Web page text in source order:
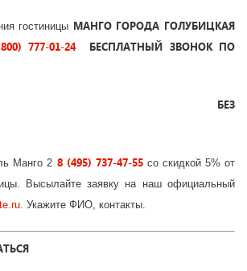
гостиницы МАНГО ГОРОДА ГОЛУБИЦКАЯ
777-01-24БЕСПЛАТНЫЙ ЗВОНОК ПО
БЕЗ
Манго 2 8 (495) 737-47-55 со скидкой 5% от
Высылайте заявку на наш официальный
.ru. Укажите ФИО, контакты.